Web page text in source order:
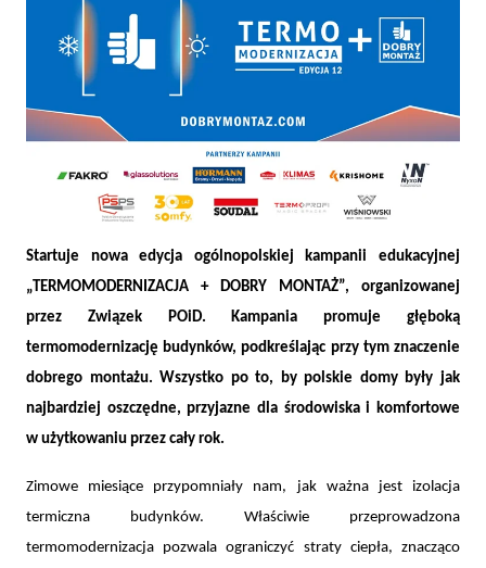
Jak stworzyć komfortowy i oszczędny dom? Kampania
„TERMOMODERNIZACJA+DOBRY MONTAŻ” rusza w nowej
odsłonie
Startuje nowa edycja ogólnopolskiej kampanii edukacyjnej
„TERMOMODERNIZACJA + DOBRY MONTAŻ”, organizowanej
przez Związek POiD. Kampania promuje głęboką
termomodernizację budynków, podkreślając przy tym znaczenie
dobrego montażu. Wszystko po to, by polskie domy były jak
najbardziej oszczędne, przyjazne dla środowiska i komfortowe
w użytkowaniu przez cały rok.
Zimowe miesiące przypomniały nam, jak ważna jest izolacja
termiczna budynków. Właściwie przeprowadzona
termomodernizacja pozwala ograniczyć straty ciepła, znacząco